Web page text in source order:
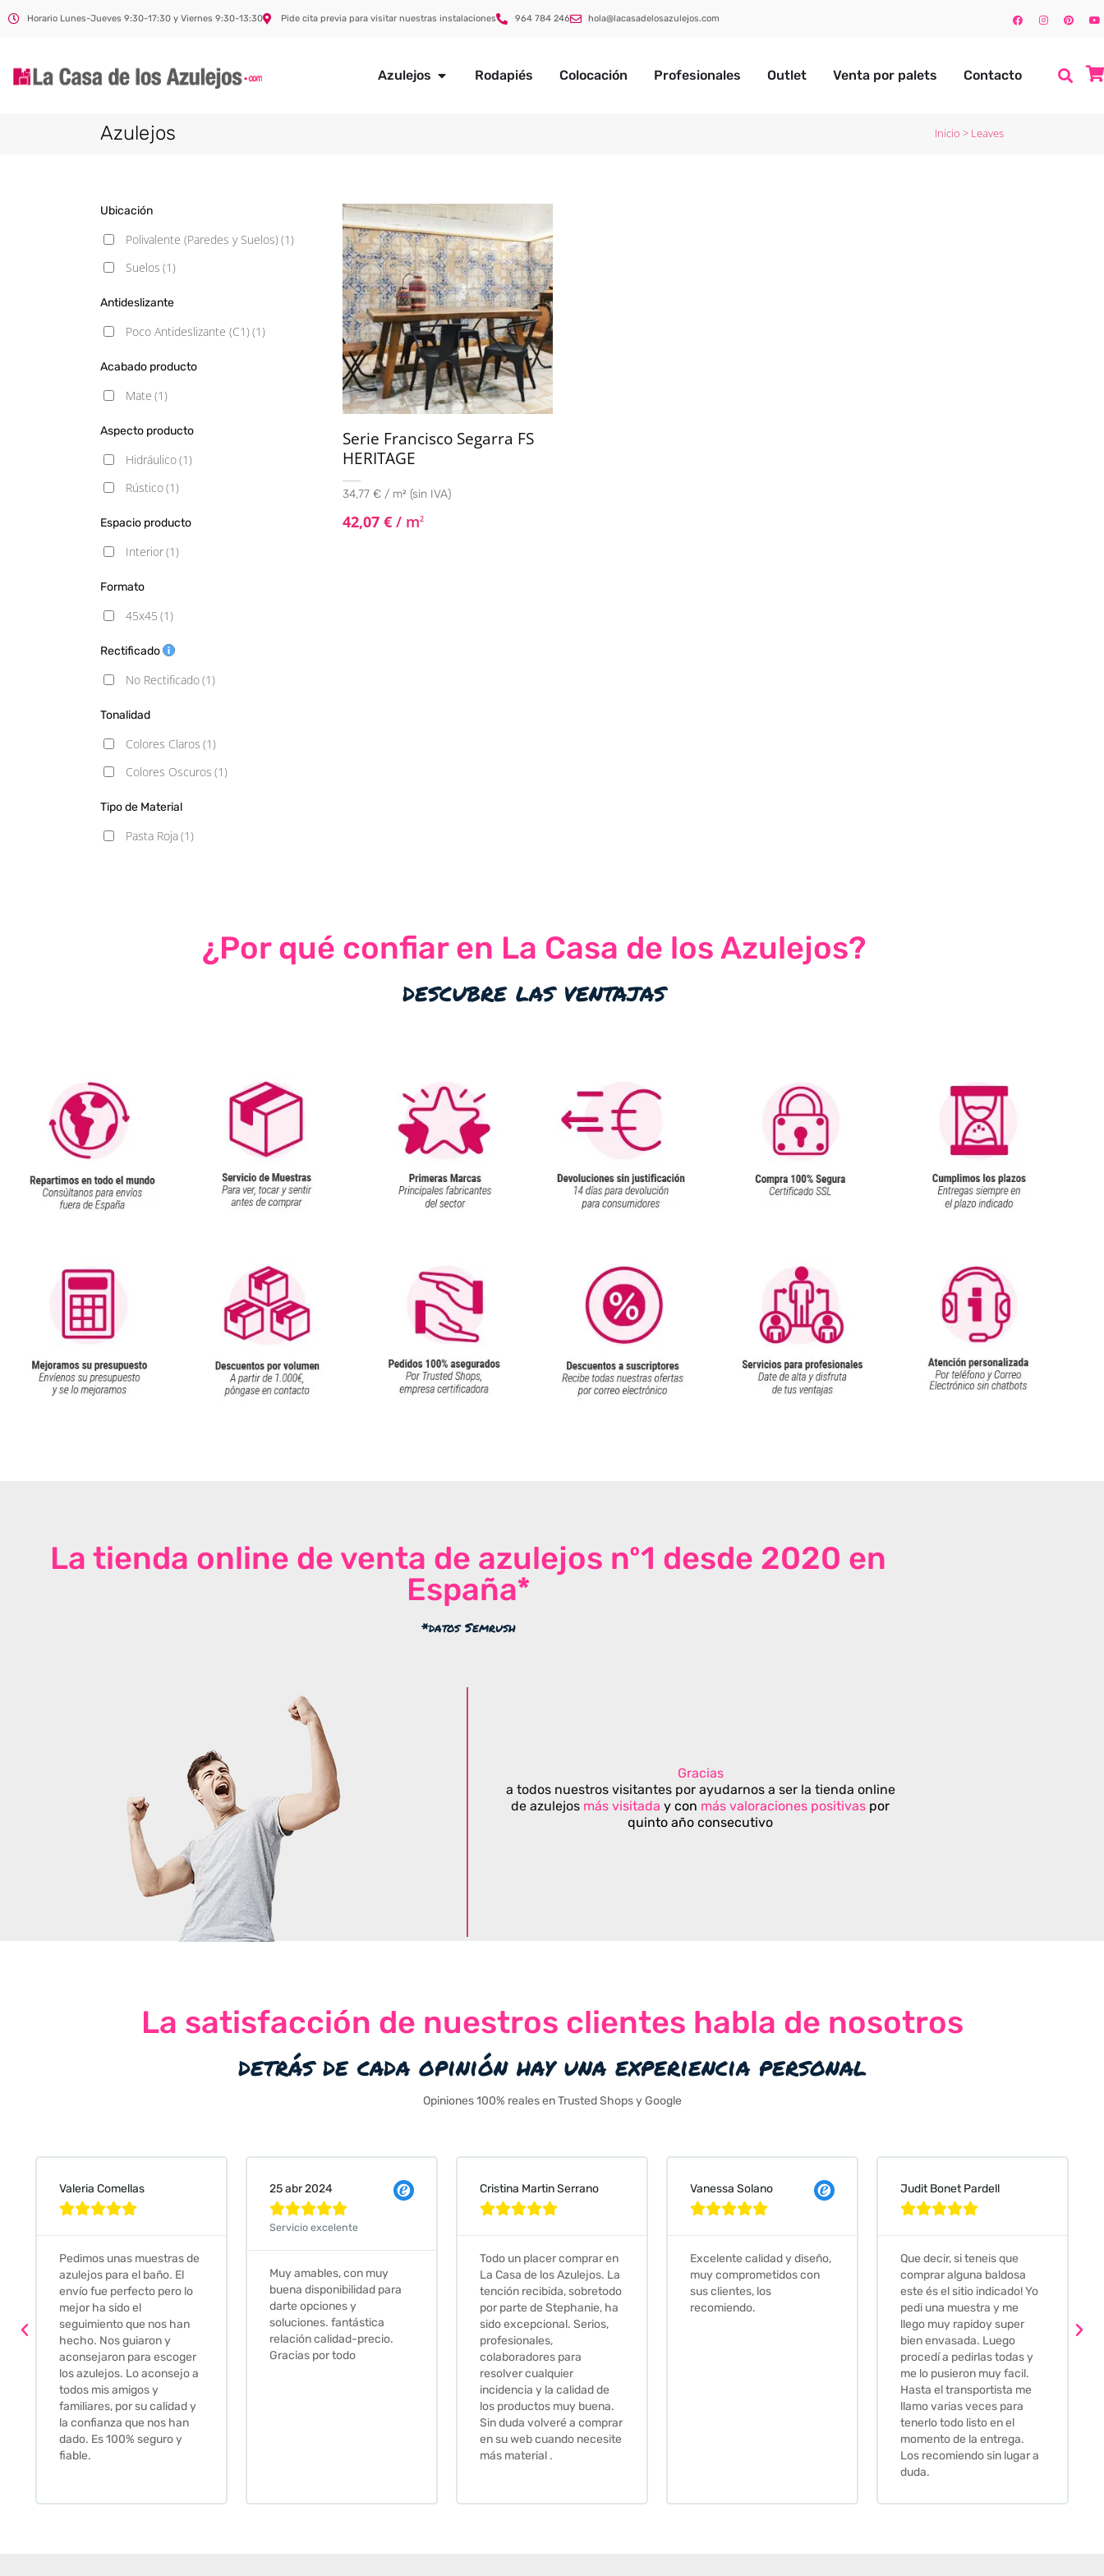
Horario Lunes-Jueves 9:30-17:30 y Viernes 9:30-13:30 Pide cita previa para visitar nuestras instalaciones 964 784 246 hola@lacasadelosazulejos.com
Azulejos Rodapiés Colocación Profesionales Outlet Venta por palets Contacto
Azulejos Inicio > Leaves
Ubicación
Polivalente (Paredes y Suelos)(1)
Suelos (1)
Antideslizante
Poco Antideslizante (C1)(1)
Acabado producto
Mate (1)
Aspecto producto
Hidráulico(1)
Rústico(1)
Espacio producto
Interior(1)
Formato
45x45 (1)
Rectificado
No Rectificado(1)
Tonalidad
Colores Claros (1)
Colores Oscuros (1)
Tipo de Material
Pasta Roja(1)
Serie Francisco Segarra FS
HERITAGE
34,77 € / m² (sin IVA)
42,07 € / m2
¿Por qué confiar en La Casa de los Azulejos?
descubre las ventajas
La tienda online de venta de azulejos nº1 desde 2020 en
España*
*datos Semrush
Gracias
a todos nuestros visitantes por ayudarnos a ser la tienda online
de azulejos más visitada y con más valoraciones positivas por
quinto año consecutivo
La satisfacción de nuestros clientes habla de nosotros
detrás de cada opinión hay una experiencia personal
Opiniones 100% reales en Trusted Shops y Google
Valeria Comellas

Pedimos unas muestras de
azulejos para el baño. El
envío fue perfecto pero lo
mejor ha sido el
seguimiento que nos han
hecho. Nos guiaron y
aconsejaron para escoger
los azulejos. Lo aconsejo a
todos mis amigos y
familiares, por su calidad y
la confianza que nos han
dado. Es 100% seguro y
fiable.
25 abr 2024

Servicio excelente
Muy amables, con muy
buena disponibilidad para
darte opciones y
soluciones. fantástica
relación calidad-precio.
Gracias por todo
Cristina Martin Serrano

Todo un placer comprar en
La Casa de los Azulejos. La
tención recibida, sobretodo
por parte de Stephanie, ha
sido excepcional. Serios,
profesionales,
colaboradores para
resolver cualquier
incidencia y la calidad de
los productos muy buena.
Sin duda volveré a comprar
en su web cuando necesite
más material .
Vanessa Solano

Excelente calidad y diseño,
muy comprometidos con
sus clientes, los
recomiendo.
Judit Bonet Pardell

Que decir, si teneis que
comprar alguna baldosa
este és el sitio indicado! Yo
pedi una muestra y me
llego muy rapidoy super
bien envasada. Luego
procedí a pedirlas todas y
me lo pusieron muy facil.
Hasta el transportista me
llamo varias veces para
tenerlo todo listo en el
momento de la entrega.
Los recomiendo sin lugar a
duda.